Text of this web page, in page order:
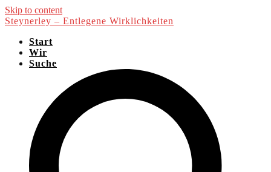
Skip to content
Steynerley – Entlegene Wirklichkeiten
Start
Wir
Suche